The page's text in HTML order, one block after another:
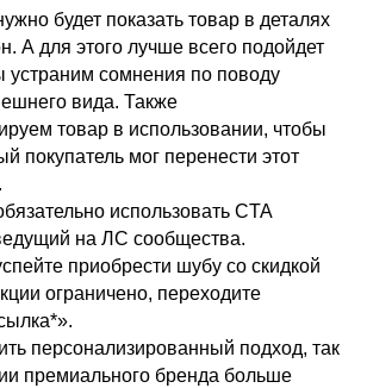
будет показать товар в деталях
А для этого лучше всего подойдет
устраним сомнения по поводу
вида. Также
товар в использовании, чтобы
покупатель мог перенести этот
использовать CTA
на ЛС сообщества.
приобрести шубу со скидкой
ограничено, переходите
персонализированный подход, так
премиального бренда больше